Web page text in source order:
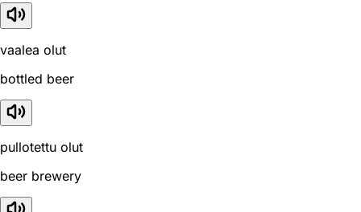
vaalea olut
bottled beer
pullotettu olut
beer brewery